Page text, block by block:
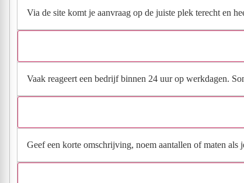
Via de site komt je aanvraag op de juiste plek terecht en
Vaak reageert een bedrijf binnen 24 uur op werkdagen.
Geef een korte omschrijving, noem aantallen of maten als